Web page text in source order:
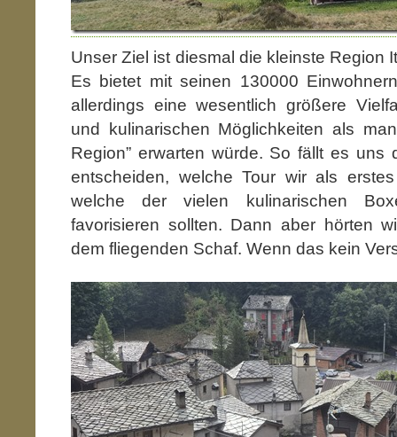
Unser Ziel ist diesmal die kleinste Region
Es bietet mit seinen 130000
allerdings eine wesentlich größere
und kulinarischen Möglichkeiten als
Region” erwarten würde. So fällt es uns
entscheiden, welche Tour wir als
welche der vielen kulinarischen
favorisieren sollten. Dann aber hörten
dem fliegenden Schaf. Wenn das kein